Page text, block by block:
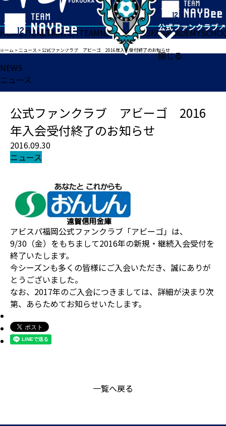
閉じる
HOMETICKETMATCHTEAMNEWSGOODSFANACADEMY
ホーム >ニュース >公式ファンクラブ アビーゴ 2016年入会受付終了のお知らせ
NEWS
ニュース
公式ファンクラブ アビーゴ 2016
年入会受付終了のお知らせ
2016.09.30
ニュース
アビスパ福岡公式ファンクラブ「アビーゴ」は、
9/30（金）をもちまして2016年の新規・継続入会受付を
終了いたします。
今シーズンも多くの皆様にご入会いただき、誠にありが
とうございました。
なお、2017年のご入会につきましては、詳細が決まり次
第、あらためてお知らせいたします。
一覧へ戻る